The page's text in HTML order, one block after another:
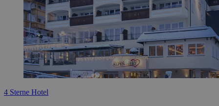
4 Sterne Hotel